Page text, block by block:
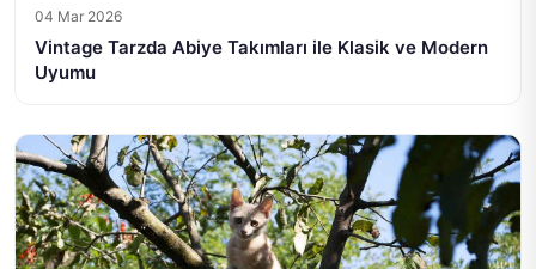
04 Mar 2026
Vintage Tarzda Abiye Takımları ile Klasik ve Modern
Uyumu